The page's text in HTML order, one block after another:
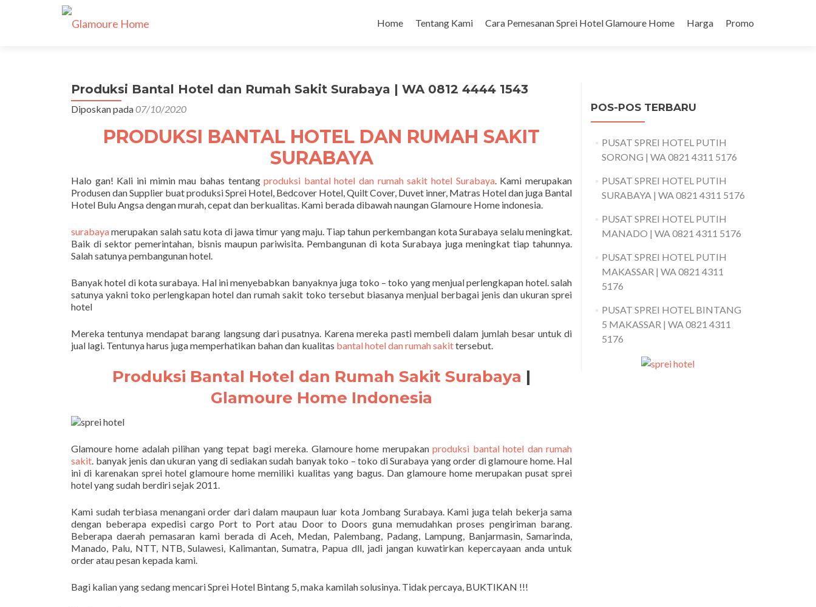
Home Tentang Kami Cara Pemesanan Sprei Hotel Glamoure Home Harga Promo
Produksi Bantal Hotel dan Rumah Sakit Surabaya | WA 0812 4444 1543
Diposkan pada07/10/2020
PRODUKSI BANTAL HOTEL DAN RUMAH SAKIT
SURABAYA
Halo gan! Kali ini mimin mau bahas tentangproduksi bantal hotel dan rumah sakit hotel Surabaya. Kami merupakan
Produsen dan Supplier buat produksi Sprei Hotel, Bedcover Hotel, Quilt Cover, Duvet inner, Matras Hotel dan juga Bantal
Hotel Bulu Angsa dengan murah, cepat dan berkualitas. Kami berada dibawah naungan Glamoure Home indonesia.
surabayamerupakan salah satu kota di jawa timur yang maju. Tiap tahun perkembangan kota Surabaya selalu meningkat.
Baik di sektor pemerintahan, bisnis maupun pariwisita. Pembangunan di kota Surabaya juga meningkat tiap tahunnya.
Salah satunya pembangunan hotel.
Banyak hotel di kota surabaya. Hal ini menyebabkan banyaknya juga toko – toko yang menjual perlengkapan hotel. salah
satunya yakni toko perlengkapan hotel dan rumah sakit toko tersebut biasanya menjual berbagai jenis dan ukuran sprei
hotel
Mereka tentunya mendapat barang langsung dari pusatnya. Karena mereka pasti membeli dalam jumlah besar untuk di
jual lagi. Tentunya harus juga memperhatikan bahan dan kualitas bantal hotel dan rumah sakittersebut.
Produksi Bantal Hotel dan Rumah Sakit Surabaya |
Glamoure Home Indonesia
Glamoure home adalah pilihan yang tepat bagi mereka. Glamoure home merupakanproduksi bantal hotel dan rumah
sakit. banyak jenis dan ukuran yang di sediakan sudah banyak toko – toko di Surabaya yang order di glamoure home. Hal
ini di karenakan sprei hotel glamoure home memiliki kualitas yang bagus. Dan glamoure home merupakan pusat sprei
hotel yang sudah berdiri sejak 2011.
Kami sudah terbiasa menangani order dari dalam maupaun luar kota Jombang Surabaya. Kami juga telah bekerja sama
dengan beberapa expedisi cargo Port to Port atau Door to Doors guna memudahkan proses pengiriman barang.
Beberapa daerah pemasaran kami berada di Aceh, Medan, Palembang, Padang, Lampung, Banjarmasin, Samarinda,
Manado, Palu, NTT, NTB, Sulawesi, Kalimantan, Sumatra, Papua dll, jadi jangan kuwatirkan kepercayaan anda untuk
order atau pesan kepada kami.
Bagi kalian yang sedang mencari Sprei Hotel Bintang 5, maka kamilah solusinya. Tidak percaya, BUKTIKAN !!!
POS-POS TERBARU
PUSAT SPREI HOTEL PUTIH
SORONG | WA 0821 4311 5176
PUSAT SPREI HOTEL PUTIH
SURABAYA | WA 0821 4311 5176
PUSAT SPREI HOTEL PUTIH
MANADO | WA 0821 4311 5176
PUSAT SPREI HOTEL PUTIH
MAKASSAR | WA 0821 4311
5176
PUSAT SPREI HOTEL BINTANG
5 MAKASSAR | WA 0821 4311
5176